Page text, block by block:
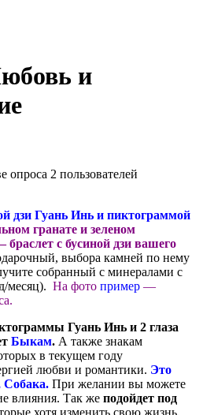
и
опроса 2 пользователей
дзи Гуань Инь и пиктограммой
гранате и зеленом
браслет с бусиной дзи вашего
выбора камней по нему
собранный с минералами с
месяц). На фото пример —
Гуань Инь и 2 глаза
Быкам. А также знакам
в текущем году
любви и романтики. Это
При желании вы можете
влияния. Так же подойдет под
хотя изменить свою жизнь,